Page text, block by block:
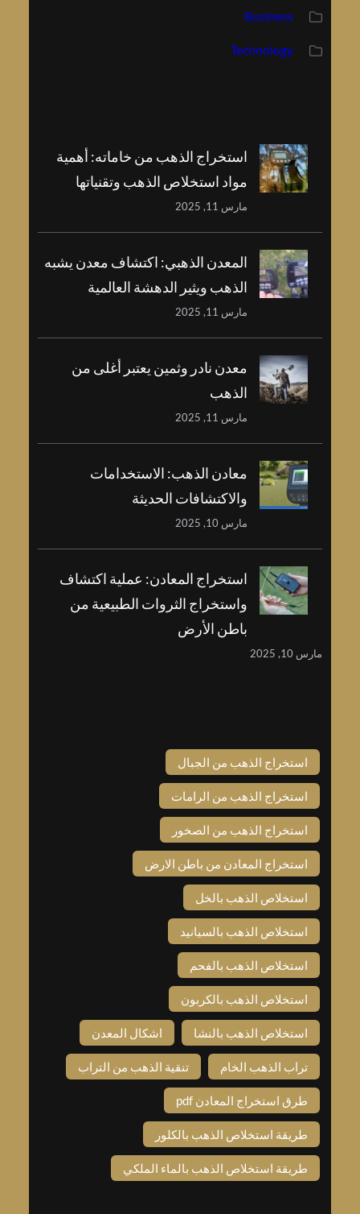
Business
Technology
استخراج الذهب من خاماته: أهمية
مواد استخلاص الذهب وتقنياتها
مارس 11, 2025
المعدن الذهبي: اكتشاف معدن يشبه
الذهب ويثير الدهشة العالمية
مارس 11, 2025
معدن نادر وثمين يعتبر أغلى من
الذهب
مارس 11, 2025
معادن الذهب: الاستخدامات
والاكتشافات الحديثة
مارس 10, 2025
استخراج المعادن: عملية اكتشاف
واستخراج الثروات الطبيعية من
باطن الأرض
مارس 10, 2025
استخراج الذهب من الجبال
استخراج الذهب من الرامات
استخراج الذهب من الصخور
استخراج المعادن من باطن الارض
استخلاص الذهب بالخل
استخلاص الذهب بالسيانيد
استخلاص الذهب بالفحم
استخلاص الذهب بالكربون
استخلاص الذهب بالنشا اشكال المعدن
تراب الذهب الخام تنقية الذهب من التراب
طرق استخراج المعادن pdf
طريقة استخلاص الذهب بالكلور
طريقة استخلاص الذهب بالماء الملكي